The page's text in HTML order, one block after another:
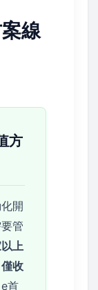
線
方
開
管
以上
收
首